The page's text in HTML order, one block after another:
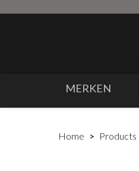
MERKEN
Home Products